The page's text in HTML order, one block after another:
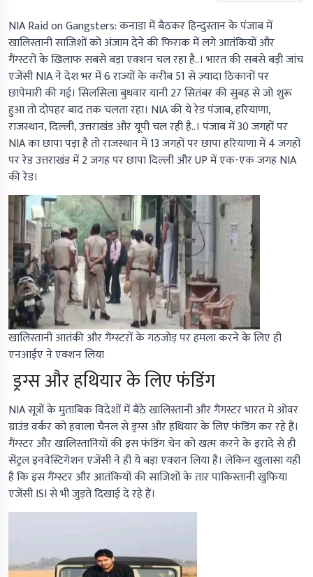
NIA Raid on Gangsters:कनाडा में बैठकर हिन्दुस्तान के पंजाब में
खालिस्तानी साजिशों को अंजाम देने की फिराक में लगे आतंकियों और
गैंग्स्टरों के खिलाफ सबसे बड़ा एक्शन चल रहा है..। भारत की सबसे बड़ी जांच
एजेंसी NIA ने देश भर में 6 राज्यों के करीब 51 से ज़्यादा ठिकानों पर
छापेमारी की गई। सिलसिला बुधवार यानी 27 सितंबर की सुबह से जो शुरू
हुआ तो दोपहर बाद तक चलता रहा। NIA की ये रेड पंजाब, हरियाणा,
राजस्थान, दिल्ली, उत्तराखंड और यूपी चल रही है..। पंजाब में 30 जगहों पर
NIA का छापा पड़ा है तो राजस्थान में 13 जगहों पर छापा हरियाणा में 4 जगहों
पर रेड उत्तराखंड में 2 जगह पर छापा दिल्ली और UP में एक-एक जगह NIA
की रेड।
खालिस्तानी आतंकी और गैंग्स्टरों के गठजोड़ पर हमला करने के लिए ही
एनआईए ने एक्शन लिया
ड्रग्स और हथियार के लिए फंडिंग
NIA सूत्रों के मुताबिक विदेशों में बैठे खालिस्तानी और गैंगस्टर भारत मे ओवर
ग्राउंड वर्कर को हवाला चैनल से ड्रग्स और हथियार के लिए फंडिंग कर रहे हैं।
गैंग्स्टर और खालिस्तानियों की इस फंडिंग चेन को खत्म करने के इरादे से ही
सेंट्रल इनवेस्टिगेशन एजेंसी ने ही ये बड़ा एक्शन लिया है। लेकिन खुलासा यही
है कि इस गैंग्स्टर और आतंकियों की साजिशों के तार पाकिस्तानी खुफिया
एजेंसी ISI से भी जुड़ते दिखाई दे रहे हैं।